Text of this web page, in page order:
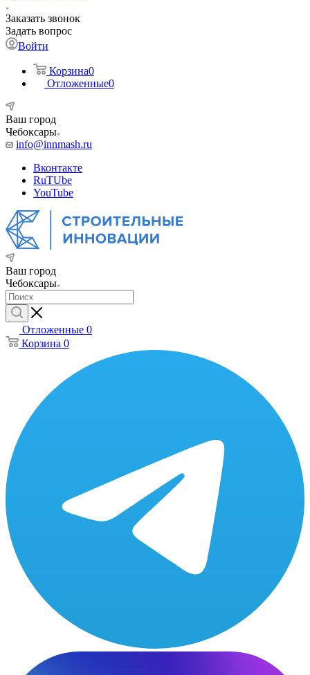
Заказать звонок
Задать вопрос
Войти
Корзина0
Отложенные0
Ваш город
Чебоксары
info@innmash.ru
Вконтакте
RuTUbe
YouTube
Ваш город
Чебоксары
Отложенные 0
Корзина 0